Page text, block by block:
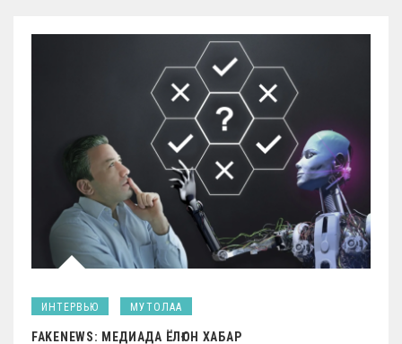
ИНТЕРВЬЮ МУТОЛАА
FAKENEWS: МЕДИАДА ЁЛҒОН ХАБАР